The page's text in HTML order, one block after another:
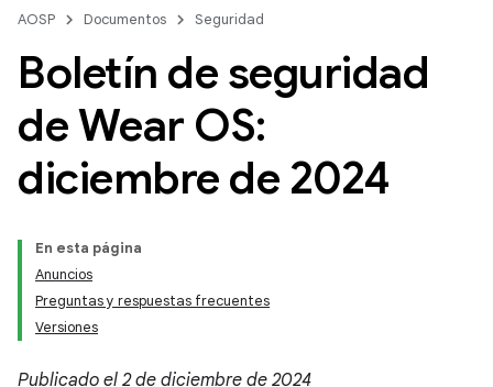
AOSP Documentos Seguridad
Boletín de seguridad
de Wear OS:
diciembre de 2024
En esta página
Anuncios
Preguntas y respuestas frecuentes
Versiones
Publicado el 2 de diciembre de 2024